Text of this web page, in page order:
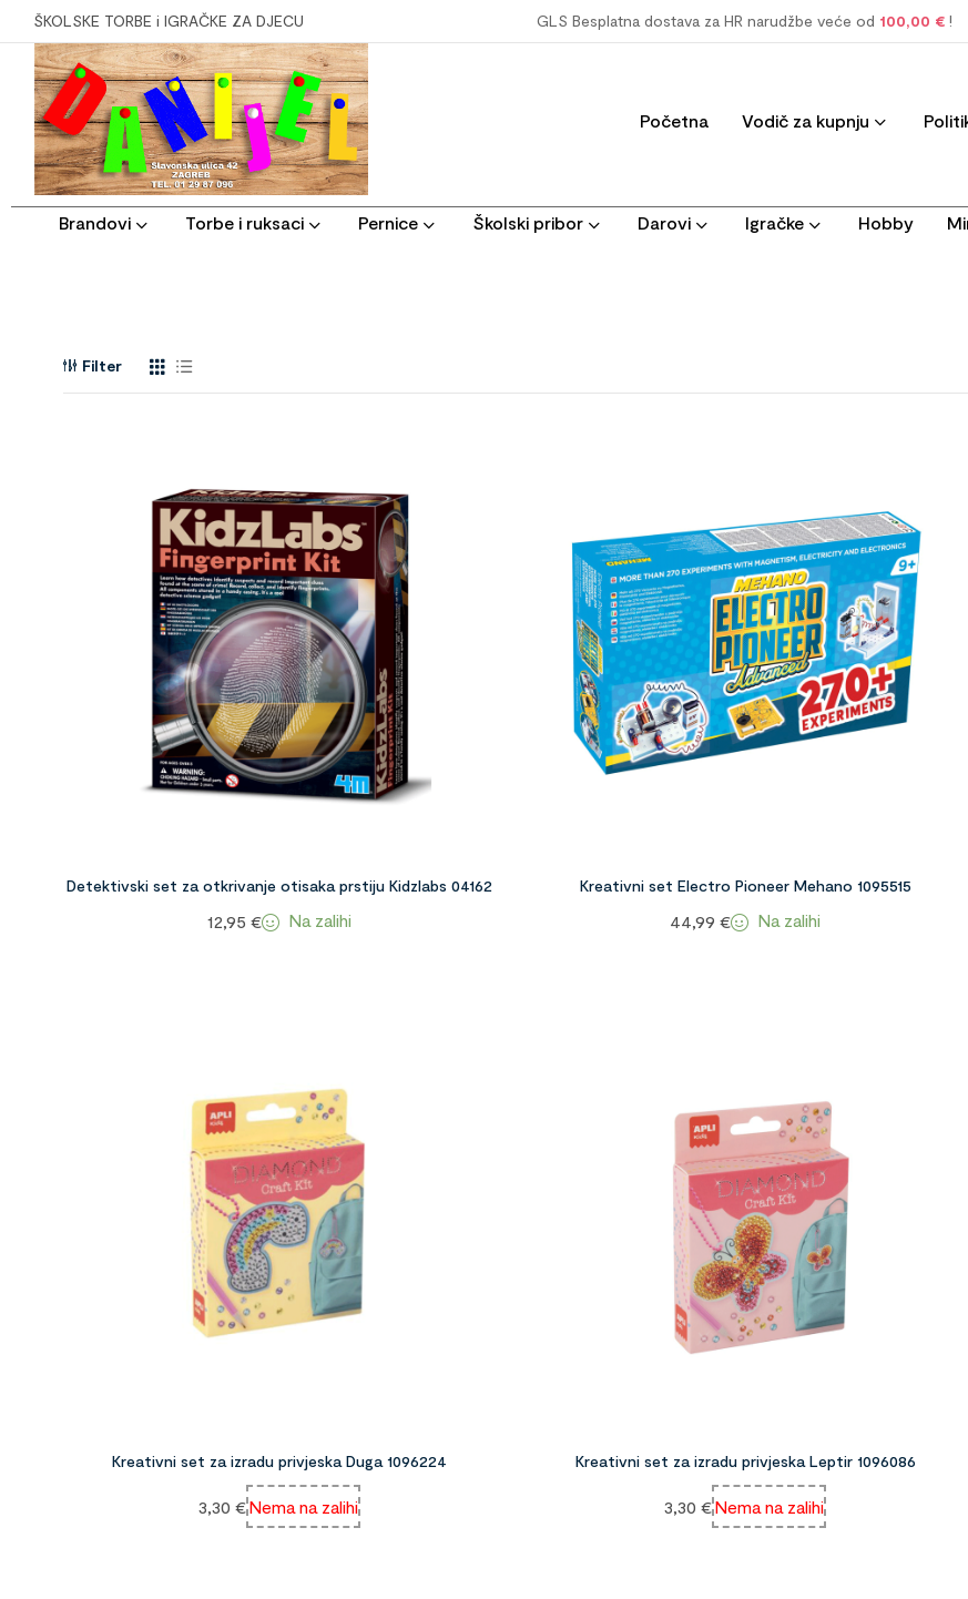
ŠKOLSKE TORBE i IGRAČKE ZA DJECU GLS Besplatna dostava za HR narudžbe veće od 100,00 € !
Početna Vodič za kupnju
Brandovi Torbe i ruksaci Pernice Školski pribor Darovi Igračke Hobby
Filter
Detektivski set za otkrivanje otisaka prstiju Kidzlabs 04162
12,95€ Na zalihi
Kreativni set Electro Pioneer Mehano 1095515
44,99€ Na zalihi
Kreativni set za izradu privjeska Duga 1096224
3,30 €Nema na zalihi
Kreativni set za izradu privjeska Leptir 1096086
3,30 €Nema na zalihi